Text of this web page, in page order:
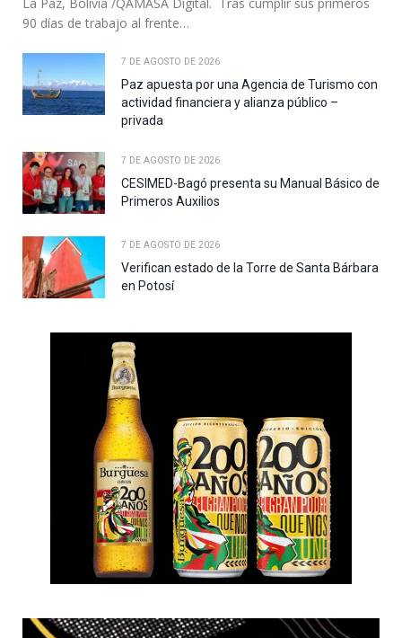
90 días de trabajo al frente…
7 DE AGOSTO DE 2026
Paz apuesta por una Agencia de Turismo con
actividad financiera y alianza público –
privada
7 DE AGOSTO DE 2026
CESIMED-Bagó presenta su Manual Básico de
Primeros Auxilios
7 DE AGOSTO DE 2026
Verifican estado de la Torre de Santa Bárbara
en Potosí